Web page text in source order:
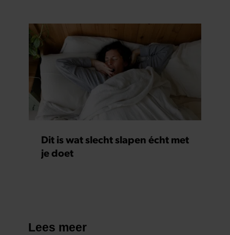
Dit is wat slecht slapen écht met
je doet